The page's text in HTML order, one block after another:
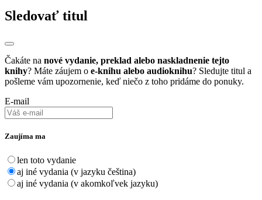
Sledovať titul
Čakáte na nové vydanie, preklad alebo naskladnenie tejto
knihy? Máte záujem o e-knihu alebo audioknihu? Sledujte titul a
pošleme vám upozornenie, keď niečo z toho pridáme do ponuky.
E-mail
Zaujíma ma
len toto vydanie
aj iné vydania (v jazyku čeština)
aj iné vydania (v akomkoľvek jazyku)